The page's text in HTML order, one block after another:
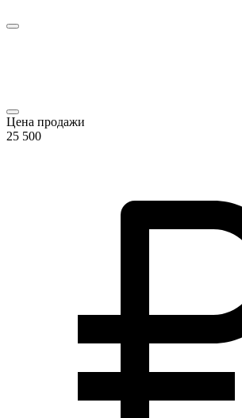
Цена продажи
25 500